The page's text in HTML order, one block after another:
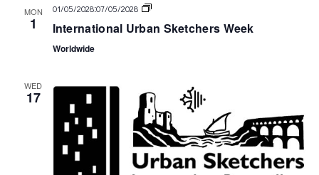
MON
1
01/05/2028:07/05/2028
USk
International Urban Sketchers Week
Worldwide
WED
17